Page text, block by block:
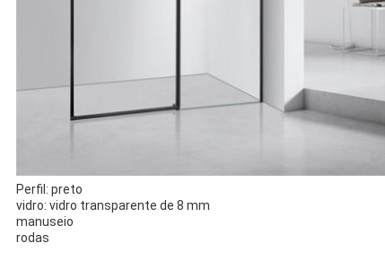
Perfil: preto
vidro: vidro transparente de 8 mm
manuseio
rodas